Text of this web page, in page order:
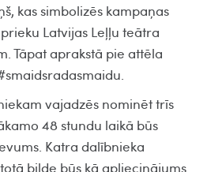
kas simbolizēs kampaņas
Latvijas Leļļu teātra
Tāpat aprakstā pie attēla
vajadzēs nominēt trīs
48 stundu laikā būs
Katra dalībnieka
bilde būs kā apliecinājums